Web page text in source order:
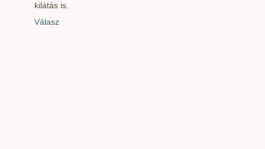
kilátás is.
Válasz